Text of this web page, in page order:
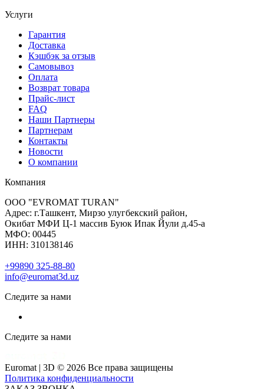
Услуги
Гарантия
Доставка
Кэшбэк за отзыв
Самовывоз
Оплата
Возврат товара
Прайс-лист
FAQ
Наши Партнеры
Партнерам
Контакты
Новости
О компании
Компания
ООО "EVROMAT TURAN"
Адрес: г.Ташкент, Мирзо улугбекский район,
Окибат МФИ Ц-1 массив Буюк Ипак Йули д.45-а
МФО: 00445
ИНН: 310138146
+99890 325-88-80
info@euromat3d.uz
Следите за нами
Следите за нами
Euromat | 3D © 2026 Все права защищены
Политика конфиденциальности